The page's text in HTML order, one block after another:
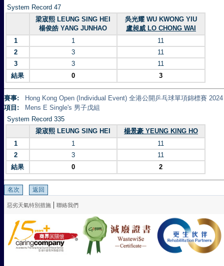
System Record 47
梁宬熙 LEUNG SING HEI
楊俊皓 YANG JUNHAO
吳光耀 WU KWONG YIU
盧昶威 LO CHONG WAI
1
1
11
2
3
11
3
3
11
結果
0 3
賽事:
Hong Kong Open (Individual Event) 全港公開乒乓球單項錦標賽 2024
項目:
Mens E Single's 男子戊組
System Record 335
梁宬熙 LEUNG SING HEI
楊景豪 YEUNG KING HO
1
1
11
2
3
11
結果
0 2